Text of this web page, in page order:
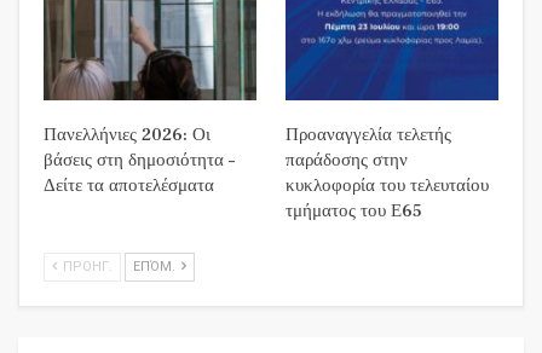
Πανελλήνιες 2026: Οι
βάσεις στη δημοσιότητα –
Δείτε τα αποτελέσματα
Προαναγγελία τελετής
παράδοσης στην
κυκλοφορία του τελευταίου
τμήματος του Ε65
ΠΡΟΗΓ. ΕΠΌΜ.